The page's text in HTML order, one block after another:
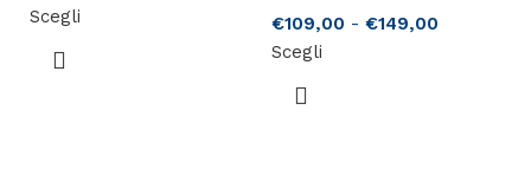
Scegli
€109,00 - €149,00
Scegli